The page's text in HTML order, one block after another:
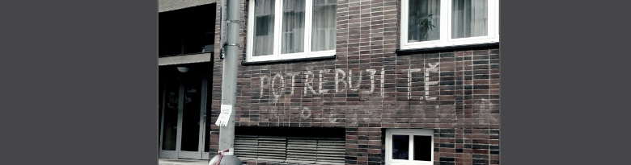
Výroční ceny
6 7
8
9
10 11
12
14 15
16
17
18 19 20
5
6
9
10 11
13
14 16
19
20
2020 2021